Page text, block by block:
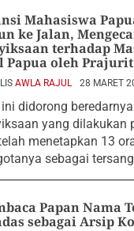
Mahasiswa
ke Jalan,
terhadap
Papua oleh
AWLA RAJUL 28 MARET
didorong
yang dilakukan
menetapkan 13
sebagai
Papan Nama
sebagai Arsip